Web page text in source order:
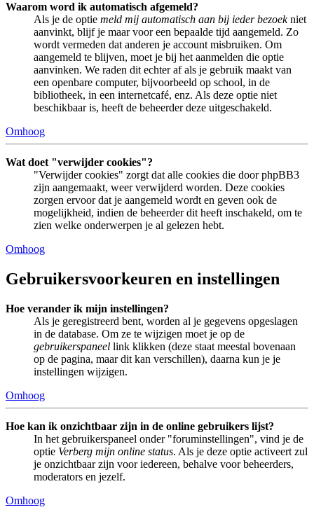
Waarom word ik automatisch afgemeld?
Als je de optie meld mij automatisch aan bij ieder bezoekniet
aanvinkt, blijf je maar voor een bepaalde tijd aangemeld. Zo
wordt vermeden dat anderen je account misbruiken. Om
aangemeld te blijven, moet je bij het aanmelden die optie
aanvinken. We raden dit echter af als je gebruik maakt van
een openbare computer, bijvoorbeeld op school, in de
bibliotheek, in een internetcafé, enz. Als deze optie niet
beschikbaar is, heeft de beheerder deze uitgeschakeld.
Omhoog
Wat doet "verwijder cookies"?
"Verwijder cookies" zorgt dat alle cookies die door phpBB3
zijn aangemaakt, weer verwijderd worden. Deze cookies
zorgen ervoor dat je aangemeld wordt en geven ook de
mogelijkheid, indien de beheerder dit heeft inschakeld, om te
zien welke onderwerpen je al gelezen hebt.
Omhoog
Gebruikersvoorkeuren en instellingen
Hoe verander ik mijn instellingen?
Als je geregistreerd bent, worden al je gegevens opgeslagen
in de database. Om ze te wijzigen moet je op de
gebruikerspaneel link klikken (deze staat meestal bovenaan
op de pagina, maar dit kan verschillen), daarna kun je je
instellingen wijzigen.
Omhoog
Hoe kan ik onzichtbaar zijn in de online gebruikers lijst?
In het gebruikerspaneel onder "foruminstellingen", vind je de
optie Verberg mijn online status. Als je deze optie activeert zul
je onzichtbaar zijn voor iedereen, behalve voor beheerders,
moderators en jezelf.
Omhoog